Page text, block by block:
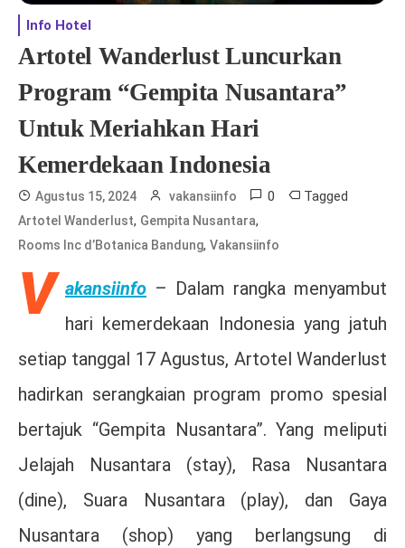
Info Hotel
Artotel Wanderlust Luncurkan
Program “Gempita Nusantara”
Untuk Meriahkan Hari
Kemerdekaan Indonesia
Agustus 15, 2024 vakansiinfo 0 Tagged
Artotel Wanderlust, Gempita Nusantara,
Rooms Inc d’Botanica Bandung, Vakansiinfo
V akansiinfo – Dalam rangka menyambut
hari kemerdekaan Indonesia yang jatuh
setiap tanggal 17 Agustus, Artotel Wanderlust
hadirkan serangkaian program promo spesial
bertajuk “Gempita Nusantara”. Yang meliputi
Jelajah Nusantara (stay), Rasa Nusantara
(dine), Suara Nusantara (play), dan Gaya
Nusantara (shop) yang berlangsung di